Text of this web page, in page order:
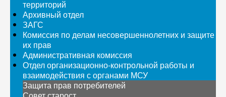
территорий
Архивный отдел
ЗАГС
Комиссия по делам несовершеннолетних и защите
их прав
Административная комиссия
Отдел организационно-контрольной работы и
взаимодействия с органами МСУ
Защита прав потребителей